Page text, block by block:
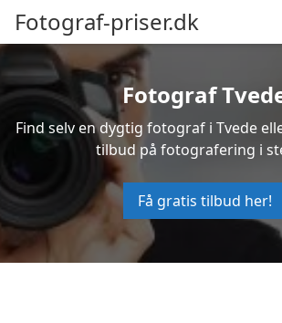
Fotograf-priser.dk
Fotograf
Find selv en dygtig fotograf i Tvede
tilbud på fotografering i
Få gratis tilbud her!